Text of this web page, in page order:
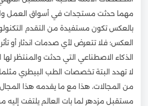
مهما حدثت مستجدات في أسواق العمل
بالعكس تكون مستفيدة من التقدم
العكس؛ فلا تتعرض لأي صدمات اندثار أو
الذكاء الاصطناعي التي حدثت والمنتظر لها
لا تهدد البتة تخصصات الطب البيطري
من المجالات، هذا مع ما يقدمه هذا
مستقبل مزدهر لما بات العالم يلتفت إليه